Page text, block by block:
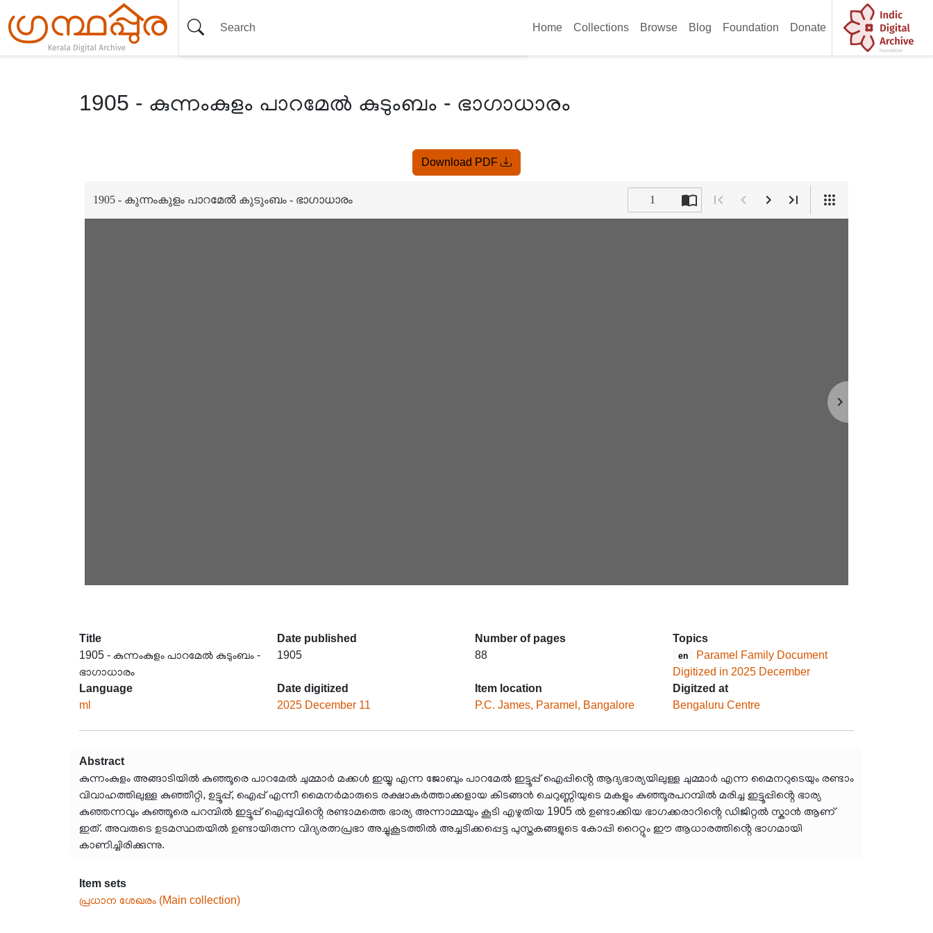
Home Collections Browse Blog Foundation Donate
1905 - കുന്നംകുളം പാറമേൽ കുടുംബം - ഭാഗാധാരം
Download PDF
Title
1905 - കുന്നംകുളം പാറമേൽ കുടുംബം -
ഭാഗാധാരം
Date published
1905
Number of pages
88
Topics
en
Paramel Family Document
Digitized in 2025 December
Language
ml
Date digitized
2025 December 11
Item location
P.C. James, Paramel, Bangalore
Digitzed at
Bengaluru Centre
Abstract
കുന്നംകുളം അങ്ങാടിയിൽ കുഞ്ഞൂരെ പാറമേൽ ചുമ്മാർ മക്കൾ ഇയ്യു എന്ന ജോബും പാറമേൽ ഇട്ടൂപ്പ് ഐപ്പിൻ്റെ ആദ്യഭാര്യയിലുള്ള ചുമ്മാർ എന്ന മൈനറുടെയും രണ്ടാം
വിവാഹത്തിലുള്ള കുഞ്ഞീറ്റി, ഉട്ടൂപ്പ്, ഐപ്പ് എന്നീ മൈനർമാരുടെ രക്ഷാകർത്താക്കളായ കിടങ്ങൻ ചെറുണ്ണിയുടെ മകളും കുഞ്ഞൂരപറമ്പിൽ മരിച്ച ഇട്ടൂപ്പിൻ്റെ ഭാര്യ
കുഞ്ഞന്നവും കുഞ്ഞൂരെ പറമ്പിൽ ഇട്ടൂപ്പ് ഐപ്പുവിൻ്റെ രണ്ടാമത്തെ ഭാര്യ അന്നാമ്മയും കൂടി എഴുതിയ 1905 ൽ ഉണ്ടാക്കിയ ഭാഗക്കരാറിൻ്റെ ഡിജിറ്റൽ സ്കാൻ ആണ്
ഇത്. അവരുടെ ഉടമസ്ഥതയിൽ ഉണ്ടായിരുന്ന വിദ്യരത്നപ്രഭാ അച്ചുകൂടത്തിൽ അച്ചടിക്കപ്പെട്ട പുസ്തകങ്ങളുടെ കോപ്പി റൈറ്റും ഈ ആധാരത്തിൻ്റെ ഭാഗമായി
കാണിച്ചിരിക്കുന്നു.
Item sets
പ്രധാന ശേഖരം (Main collection)